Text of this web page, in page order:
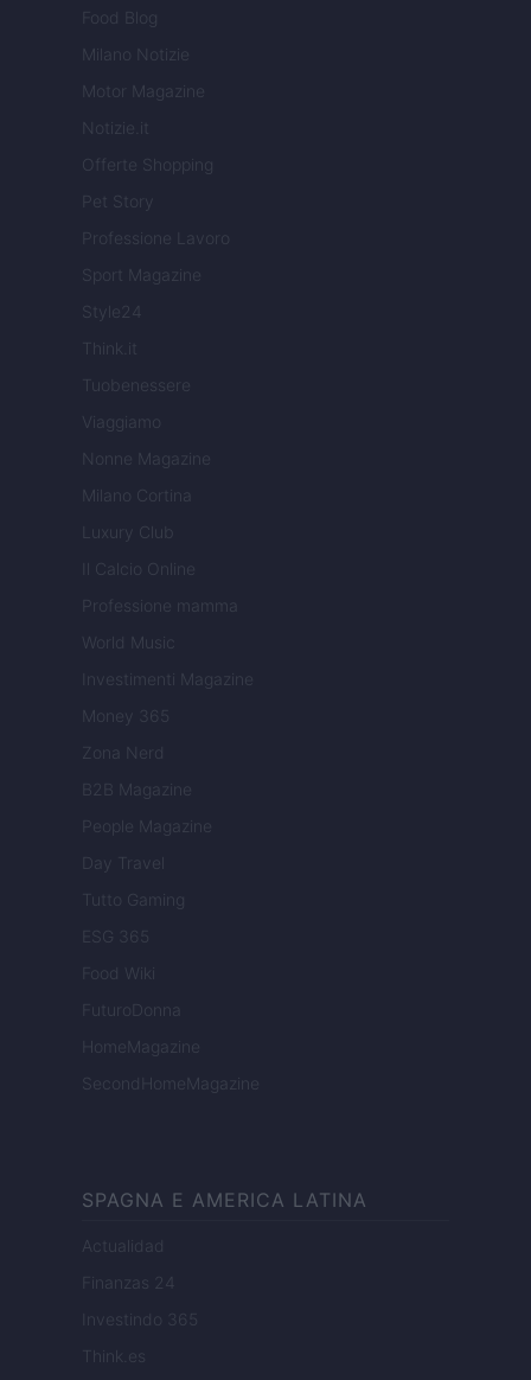
Food Blog
Milano Notizie
Motor Magazine
Notizie.it
Offerte Shopping
Pet Story
Professione Lavoro
Sport Magazine
Style24
Think.it
Tuobenessere
Viaggiamo
Nonne Magazine
Milano Cortina
Luxury Club
Il Calcio Online
Professione mamma
World Music
Investimenti Magazine
Money 365
Zona Nerd
B2B Magazine
People Magazine
Day Travel
Tutto Gaming
ESG 365
Food Wiki
FuturoDonna
HomeMagazine
SecondHomeMagazine
SPAGNA E AMERICA LATINA
Actualidad
Finanzas 24
Investindo 365
Think.es